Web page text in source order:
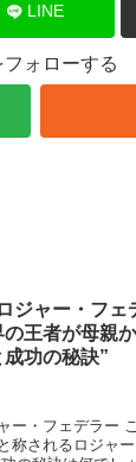
LINE
フォローする
ジャー・フェ
の王者が母親
成功の秘訣”
ー・フェデラー
称されるロジャ